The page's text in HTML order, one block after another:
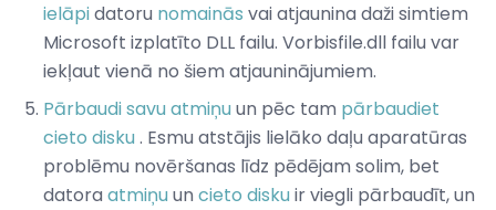
ielāpidatoru nomainās vai atjaunina daži simtiem
Microsoft izplatīto DLL failu. Vorbisfile.dll failu var
iekļaut vienā no šiem atjauninājumiem.
Pārbaudi savu atmiņuun pēc tam pārbaudiet
cieto disku. Esmu atstājis lielāko daļu aparatūras
problēmu novēršanas līdz pēdējam solim, bet
datora atmiņuun cieto diskuir viegli pārbaudīt, un